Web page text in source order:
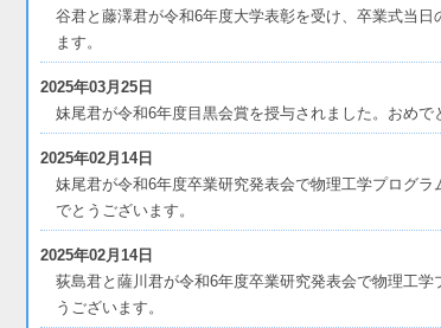
谷君と藤澤君が令和6年度大学表彰を受け、卒業式当
ます。
2025年03月25日
妹尾君が令和6年度目黒会賞を授与されました。おめで
2025年02月14日
妹尾君が令和6年度卒業研究発表会で物理工学プログ
でとうございます。
2025年02月14日
荻島君と薩川君が令和6年度卒業研究発表会で物理工
うございます。